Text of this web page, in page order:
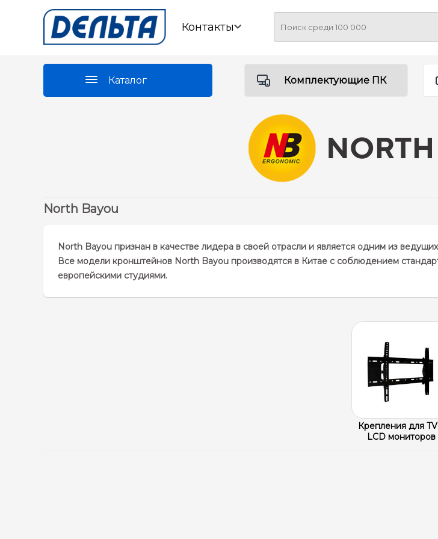
Контакты
Каталог Комплектующие ПК
North Bayou
North Bayou признан в качестве лидера в своей отрасли и является одним из
Все модели кронштейнов North Bayou производятся в Китае с соблюдением
европейскими студиями.
Крепления для
LCD мониторов